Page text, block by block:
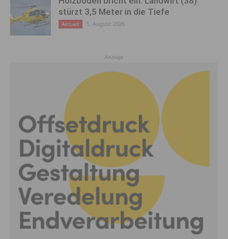
stürzt 3,5 Meter in die Tiefe
Aktuell 5. August 2026
Anzeige